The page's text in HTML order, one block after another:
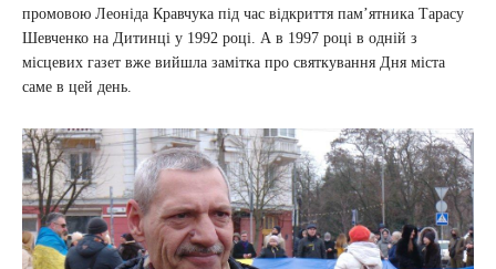
промовою Леоніда Кравчука під час відкриття пам’ятника Тарасу
Шевченко на Дитинці у 1992 році. А в 1997 році в одній з
місцевих газет вже вийшла замітка про святкування Дня міста
саме в цей день.